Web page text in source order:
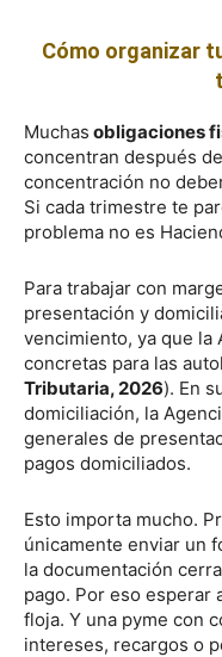
Cómo organizar
Muchas obligaciones
concentran después
concentración no
Si cada trimestre te
problema no es
Para trabajar con
presentación y
vencimiento, ya que la
concretas para las
Tributaria, 2026). En
domiciliación, la
generales de
pagos domiciliados.
Esto importa mucho.
únicamente enviar un
la documentación
pago. Por eso esperar
floja. Y una pyme con
intereses, recargos o